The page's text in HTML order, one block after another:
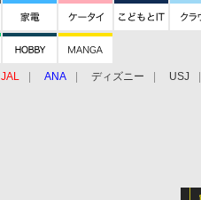
JAL ANA ディズニー USJ